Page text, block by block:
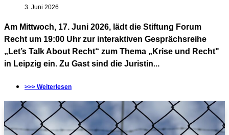
3. Juni 2026
Am Mittwoch, 17. Juni 2026, lädt die Stiftung Forum
Recht um 19:00 Uhr zur interaktiven Gesprächsreihe
„Let’s Talk About Recht“ zum Thema „Krise und Recht"
in Leipzig ein. Zu Gast sind die Juristin...
>>> Weiterlesen